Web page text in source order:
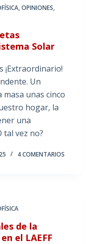
,OPINIONES,
Solar
¡Extraordinario!
Un
unas cinco
hogar, la
una
tal vez no?
4 COMENTARIOS
de la
el LAEFF